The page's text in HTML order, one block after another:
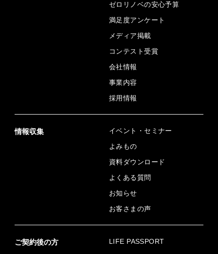
ゼロリノベの安心予算
満足度アンケート
メディア掲載
コンテスト受賞
会社情報
事業内容
採用情報
情報収集
イベント・セミナー
よみもの
資料ダウンロード
よくある質問
お知らせ
お客さまの声
ご契約後の方
LIFE PASSPORT